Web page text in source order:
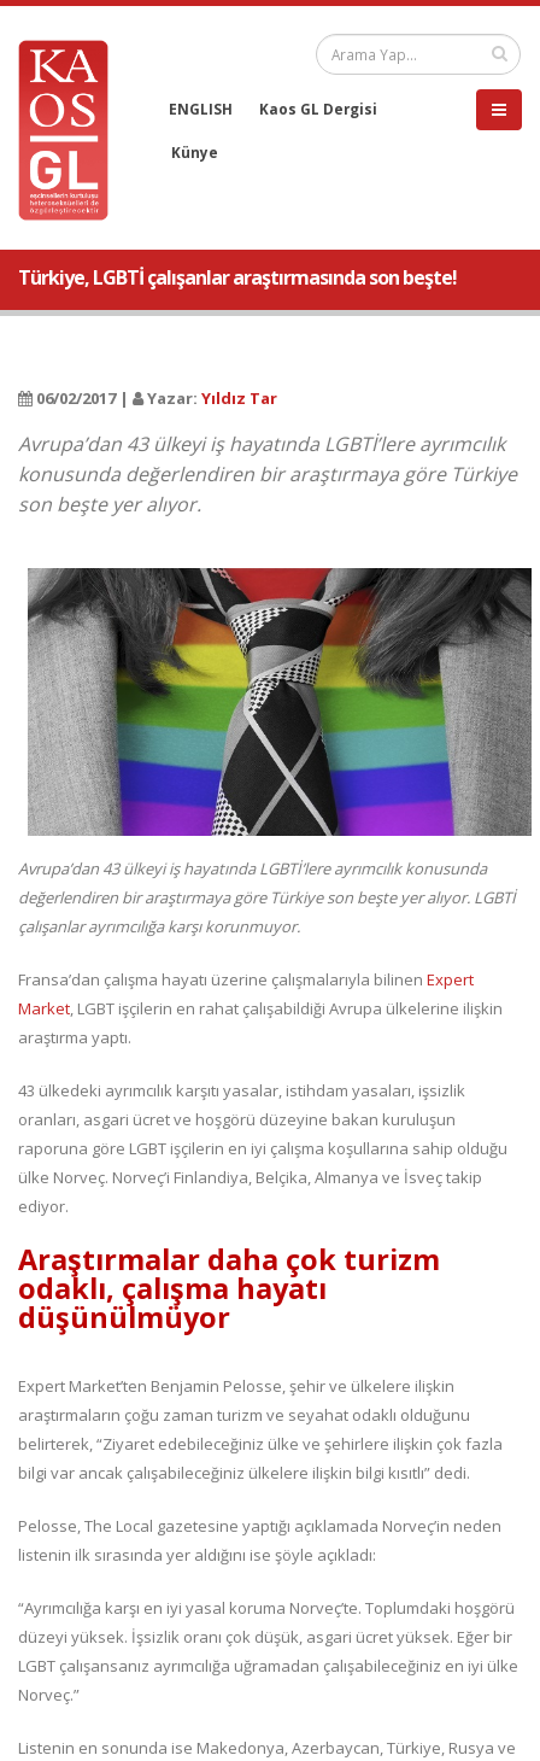
ENGLISH Kaos GL Dergisi
Künye
Türkiye, LGBTİ çalışanlar araştırmasında son beşte!
06/02/2017 | Yazar: Yıldız Tar
Avrupa’dan 43 ülkeyi iş hayatında LGBTİ’lere ayrımcılık
konusunda değerlendiren bir araştırmaya göre Türkiye
son beşte yer alıyor.
Avrupa’dan 43 ülkeyi iş hayatında LGBTİ’lere ayrımcılık konusunda
değerlendiren bir araştırmaya göre Türkiye son beşte yer alıyor. LGBTİ
çalışanlar ayrımcılığa karşı korunmuyor.
Fransa’dan çalışma hayatı üzerine çalışmalarıyla bilinen Expert
Market, LGBT işçilerin en rahat çalışabildiği Avrupa ülkelerine ilişkin
araştırma yaptı.
43 ülkedeki ayrımcılık karşıtı yasalar, istihdam yasaları, işsizlik
oranları, asgari ücret ve hoşgörü düzeyine bakan kuruluşun
raporuna göre LGBT işçilerin en iyi çalışma koşullarına sahip olduğu
ülke Norveç. Norveç’i Finlandiya, Belçika, Almanya ve İsveç takip
ediyor.
Araştırmalar daha çok turizm
odaklı, çalışma hayatı
düşünülmüyor
Expert Market’ten Benjamin Pelosse, şehir ve ülkelere ilişkin
araştırmaların çoğu zaman turizm ve seyahat odaklı olduğunu
belirterek, “Ziyaret edebileceğiniz ülke ve şehirlere ilişkin çok fazla
bilgi var ancak çalışabileceğiniz ülkelere ilişkin bilgi kısıtlı” dedi.
Pelosse, The Local gazetesine yaptığı açıklamada Norveç’in neden
listenin ilk sırasında yer aldığını ise şöyle açıkladı:
“Ayrımcılığa karşı en iyi yasal koruma Norveç’te. Toplumdaki hoşgörü
düzeyi yüksek. İşsizlik oranı çok düşük, asgari ücret yüksek. Eğer bir
LGBT çalışansanız ayrımcılığa uğramadan çalışabileceğiniz en iyi ülke
Norveç.”
Listenin en sonunda ise Makedonya, Azerbaycan, Türkiye, Rusya ve